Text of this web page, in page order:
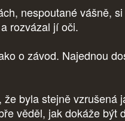
nespoutané vášně,
rozvázal jí oči.
o závod. Najednou
že byla stejně vzrušená
věděl, jak dokáže být